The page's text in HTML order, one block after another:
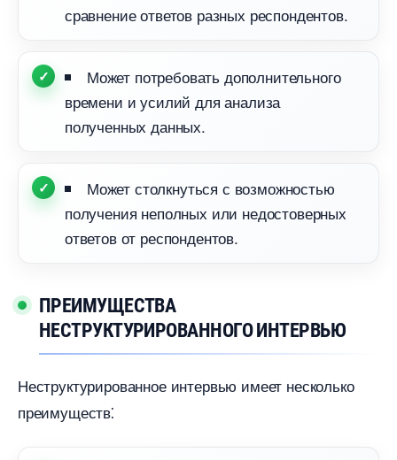
сравнение ответов разных респондентов.​
Может потребовать дополнительного
ремени и усилий для анализа
полученных данных.​
Может столкнуться с возможностью
получения неполных или недостоверных
ответов от респондентов.​
ПРЕИМУЩЕСТВА
НЕСТРУКТУРИРОВАННОГО ИНТЕРВЬЮ
Неструктурированное интервью имеет несколько
преимуществ⁚